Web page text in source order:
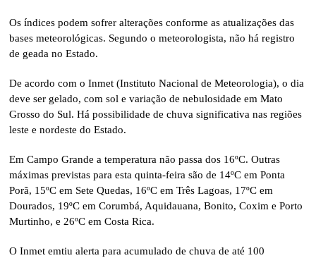
Os índices podem sofrer alterações conforme as atualizações das
bases meteorológicas. Segundo o meteorologista, não há registro
de geada no Estado.
De acordo com o Inmet (Instituto Nacional de Meteorologia), o dia
deve ser gelado, com sol e variação de nebulosidade em Mato
Grosso do Sul. Há possibilidade de chuva significativa nas regiões
leste e nordeste do Estado.
Em Campo Grande a temperatura não passa dos 16ºC. Outras
máximas previstas para esta quinta-feira são de 14ºC em Ponta
Porã, 15ºC em Sete Quedas, 16ºC em Três Lagoas, 17ºC em
Dourados, 19ºC em Corumbá, Aquidauana, Bonito, Coxim e Porto
Murtinho, e 26ºC em Costa Rica.
O Inmet emtiu alerta para acumulado de chuva de até 100